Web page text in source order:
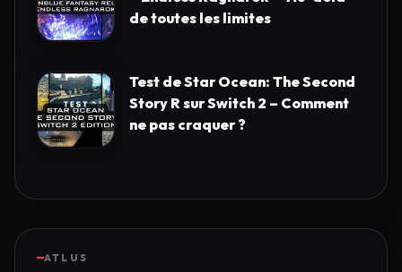
de toutes les limites
Test de Star Ocean: The Second
Story R sur Switch 2 – Comment
ne pas craquer ?
ATLUS